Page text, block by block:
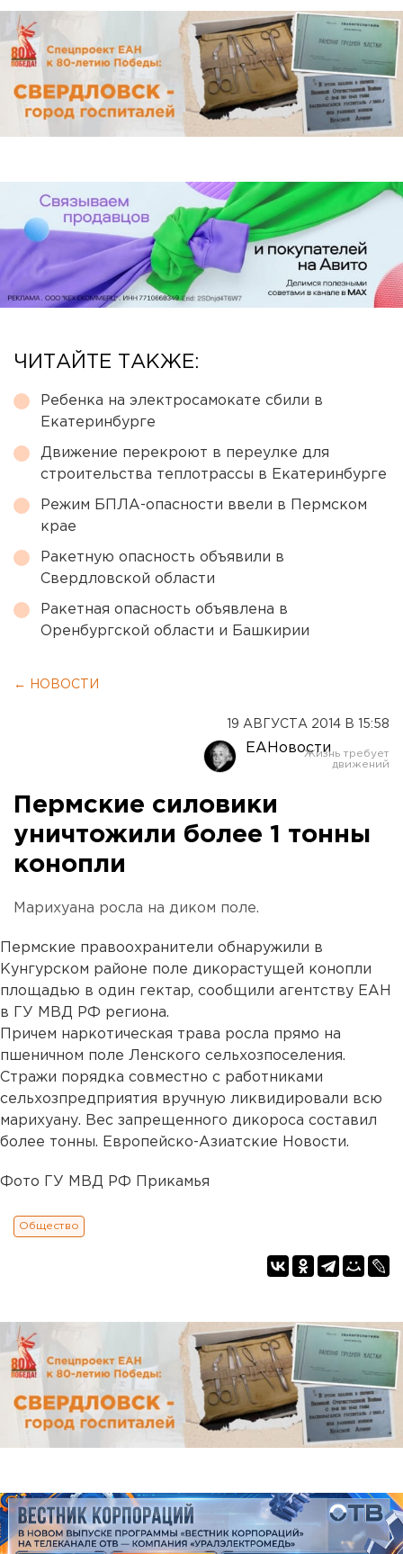
ЧИТАЙТЕ ТАКЖЕ:
Ребенка на электросамокате сбили в
Екатеринбурге
Движение перекроют в переулке для
строительства теплотрассы в Екатеринбурге
Режим БПЛА-опасности ввели в Пермском
крае
Ракетную опасность объявили в
Свердловской области
Ракетная опасность объявлена в
Оренбургской области и Башкирии
← НОВОСТИ
19 АВГУСТА 2014 В 15:58
ЕАНовости
Пермские силовики
уничтожили более 1 тонны
конопли
Марихуана росла на диком поле.
Пермские правоохранители обнаружили в
Кунгурском районе поле дикорастущей конопли
площадью в один гектар, сообщили агентству ЕАН
в ГУ МВД РФ региона.
Причем наркотическая трава росла прямо на
пшеничном поле Ленского сельхозпоселения.
Стражи порядка совместно с работниками
сельхозпредприятия вручную ликвидировали всю
марихуану. Вес запрещенного дикороса составил
более тонны. Европейско-Азиатские Новости.
Фото ГУ МВД РФ Прикамья
Общество